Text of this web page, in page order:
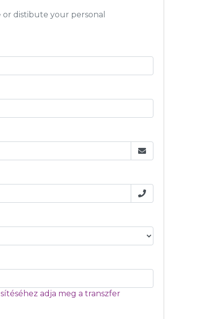
or distibute your personal
adja meg a transzfer